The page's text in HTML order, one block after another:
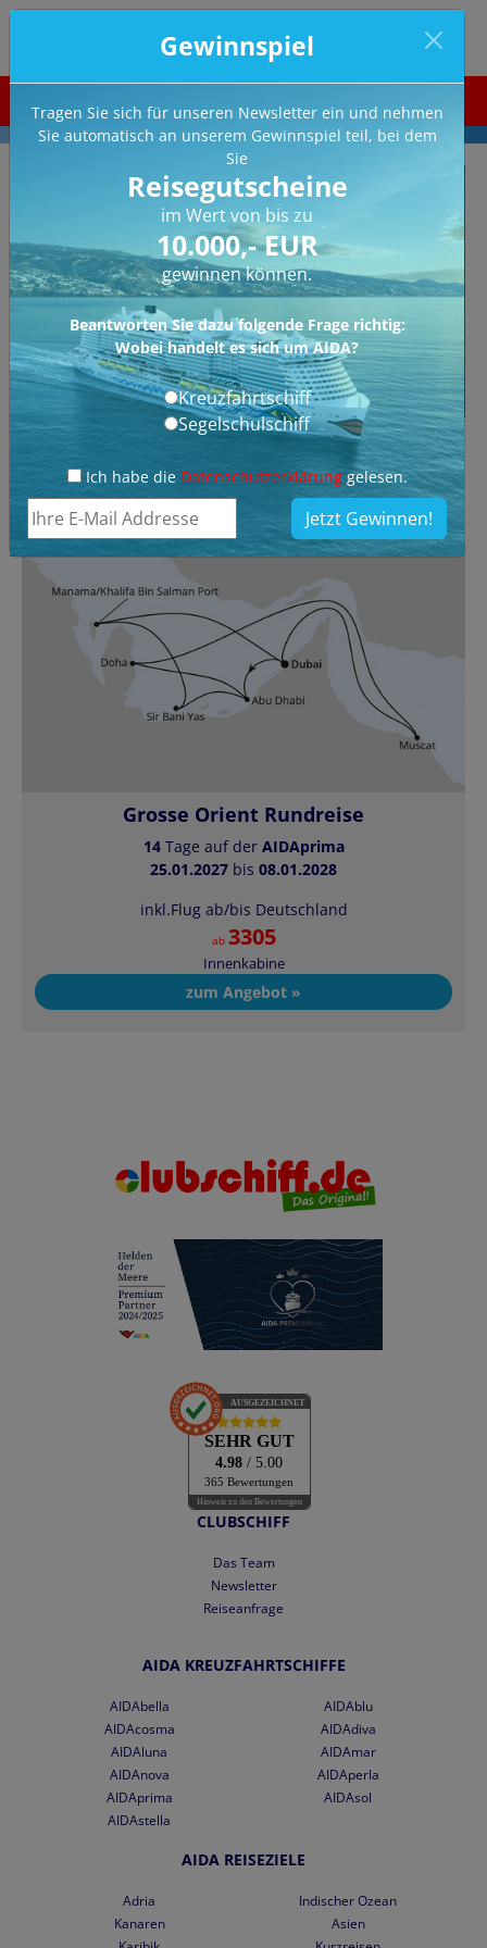
Gewinnspiel
Tragen Sie sich für unseren Newsletter ein und nehmen
Sie automatisch an unserem Gewinnspiel teil, bei dem
Sie
Reisegutscheine
im Wert von bis zu
10.000,- EUR
gewinnen können.
Beantworten Sie dazu folgende Frage richtig:
Wobei handelt es sich um AIDA?
Kreuzfahrtschiff
Segelschulschiff
Ich habe die Datenschutzerklärunggelesen.
Jetzt Gewinnen!
0800 258 27 24
Schiff
Jahr
Grosse Orient Rundreise
14Tage auf der AIDAprima
25.01.2027 bis 08.01.2028
inkl.Flug ab/bis Deutschland
ab 3305
Innenkabine
zum Angebot »
AUSGEZEICHNET
SEHR GUT
4.98/ 5.00
365 Bewertungen
Hinweis zu den Bewertungen
CLUBSCHIFF
Das Team
Newsletter
Reiseanfrage
AIDA KREUZFAHRTSCHIFFE
AIDAbella
AIDAblu
AIDAcosma
AIDAdiva
AIDAluna
AIDAmar
AIDAnova
AIDAperla
AIDAprima
AIDAsol
AIDAstella
AIDA REISEZIELE
Adria
Indischer Ozean
Kanaren
Asien